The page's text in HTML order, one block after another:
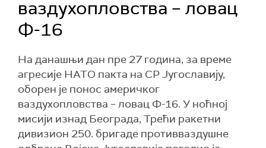
ваздухопловства – ловац
Ф-16
На данашњи дан пре 27 година, за време
агресије НАТО пакта на СР Југославију,
оборен је понос америчког
ваздухопловства – ловац Ф-16. У ноћној
мисији изнад Београда, Трећи ракетни
дивизион 250. бригаде противваздушне